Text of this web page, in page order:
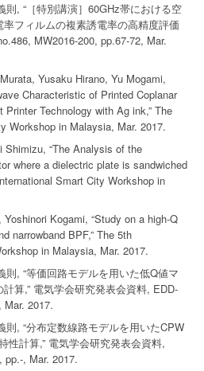
, “［特別講演］60GHz帯における空
フィルムの複素誘電率の高精度評価
MW2016-200, pp.67-72, Mar.
Yusaku Hirano, Yu Mogami,
Characteristic of Printed Coplanar
Technology with Ag ink,” The
Workshop in Malaysia, Mar. 2017.
Shimizu, “The Analysis of the
where a dielectric plate is sandwiched
Smart City Workshop in
Kogami, “Study on a high-Q
narrowband BPF,” The 5th
in Malaysia, Mar. 2017.
, “等価回路モデルを用いた低Q値マ
算,” 電気学会研究発表会資料, EDD-
Mar. 2017.
, “分布定数線路モデルを用いたCPW
性計算,” 電気学会研究発表会資料,
pp.-, Mar. 2017.